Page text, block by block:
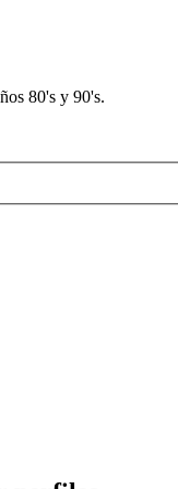
80's y 90's.